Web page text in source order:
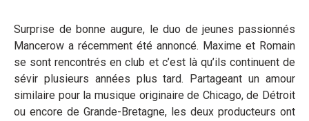
Surprise de bonne augure, le duo de jeunes passionnés
Mancerow a récemment été annoncé. Maxime et Romain
se sont rencontrés en club et c’est là qu’ils continuent de
sévir plusieurs années plus tard. Partageant un amour
similaire pour la musique originaire de Chicago, de Détroit
ou encore de Grande-Bretagne, les deux producteurs ont